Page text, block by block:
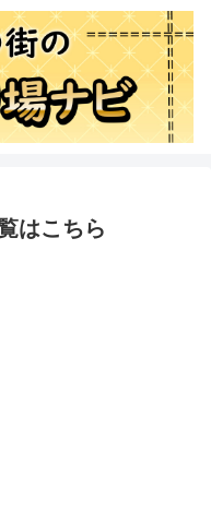
はこちら